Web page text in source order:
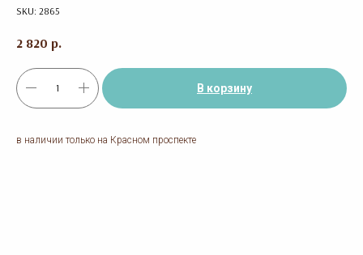
SKU: 2865
2 820 р.
В корзину
в наличии только на Красном проспекте